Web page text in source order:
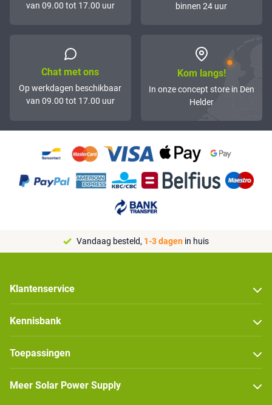
van 09.00 tot 17.00 uur
binnen 24 uur
Chat met ons
Op werkdagen beschikbaar
van 09.00 tot 17.00 uur
Kom langs!
In onze concept store in Den
Helder
Vandaag besteld, 1-3 dagen in huis
Klantenservice
Kennisbank
Toepassingen
Meer Solar Power Supply